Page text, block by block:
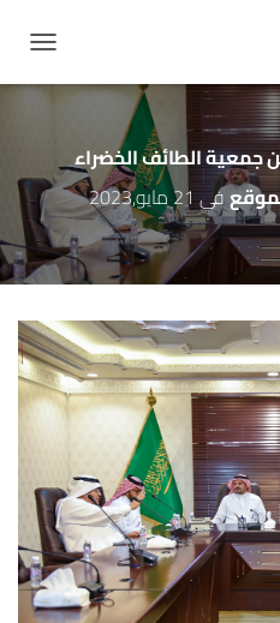
جمعية الطائف الخضراء
في21 مايو,2023